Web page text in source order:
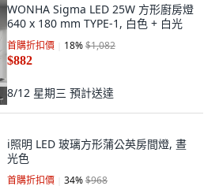
WONHA Sigma LED 25W 方形廚房燈
640 x 180 mm TYPE-1, 白色 + 白光
首購折扣價 18%$1,082
$882
8/12 星期三 預計送達
i照明 LED 玻璃方形蒲公英房間燈, 晝
光色
首購折扣價 34%$968